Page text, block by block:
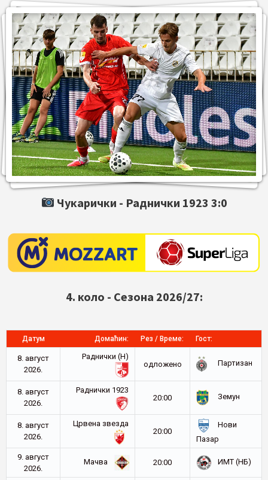
Чукарички - Раднички 1923 3:0
4. коло - Сезона 2026/27:
Датум Домаћин: Рез / Време: Гост:
8. август
2026.
Раднички (Н)
oдложено
Партизан
8. август
2026.
Раднички 1923
20:00
Земун
8. август
2026.
Црвена звезда
20:00
Нови
Пазар
9. август
2026.
Мачва 20:00 ИМТ (НБ)